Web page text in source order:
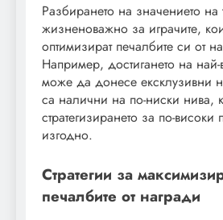
Разбирането на значението на
жизненоважно за играчите,
оптимизират печалбите си от
Например, достигането на най-
може да донесе ексклузивни
са налични на по-ниски нива,
стратегизирането за по-високи
изгодно.
Стратегии за
печалбите от награди